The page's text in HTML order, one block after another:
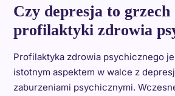
Czy depresja to grzech
profilaktyki zdrowia
Profilaktyka zdrowia psychicznego
istotnym aspektem w walce z
zaburzeniami psychicznymi.